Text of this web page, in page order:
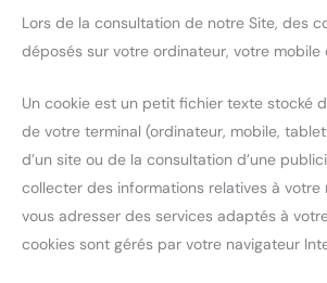
Lors de la consultation de notre Site, des
déposés sur votre ordinateur, votre mobile
Un cookie est un petit fichier texte stocké
de votre terminal (ordinateur, mobile,
d’un site ou de la consultation d’une
collecter des informations relatives à votre
vous adresser des services adaptés à
cookies sont gérés par votre navigateur